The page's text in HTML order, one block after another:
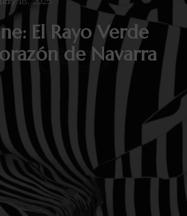
El Rayo Verde
de Navarra